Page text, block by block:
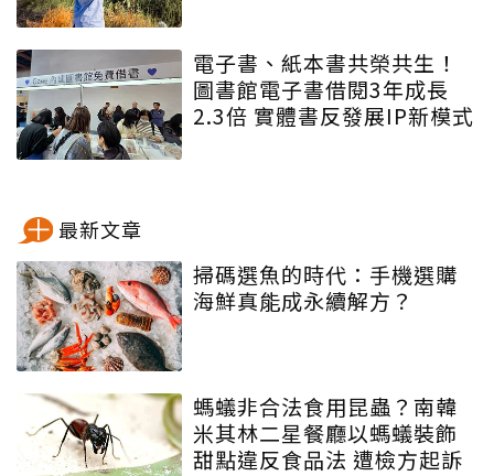
電子書、紙本書共榮共生！
圖書館電子書借閱3年成長
2.3倍 實體書反發展IP新模式
最新文章
掃碼選魚的時代：手機選購
海鮮真能成永續解方？
螞蟻非合法食用昆蟲？南韓
米其林二星餐廳以螞蟻裝飾
甜點違反食品法 遭檢方起訴